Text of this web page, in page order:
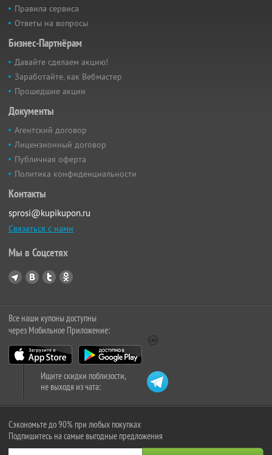
Правила сервиса
Ответы на вопросы
Бизнес-Партнёрам
Давайте сделаем акцию!
Заработайте, как Вебмастер
Прошедшие акции
Документы
Агентский договор
Лицензионный договор
Публичная оферта
Политика конфиденциальности
Контакты
sprosi@kupikupon.ru
Связаться с нами
Мы в Соцсетях
Все наши купоны доступны
через Мобильное Приложение:
Ищите скидки поблизости,
не выходя из чата:
Сэкономьте до 90% при любых покупках
Подпишитесь на самые выгодные предложения